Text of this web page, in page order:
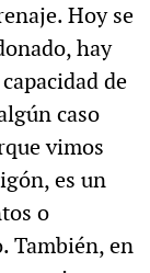
Hoy se
hay
de
caso
vimos
es un
o
También, en